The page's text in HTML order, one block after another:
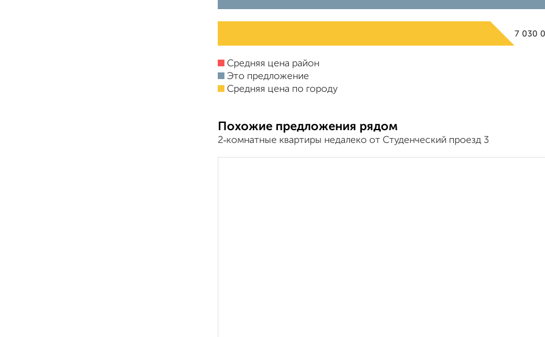
7 030
Средняя цена район
Это предложение
Средняя цена по городу
Похожие предложения рядом
2‑комнатные квартиры недалеко от Студенческий проезд 3